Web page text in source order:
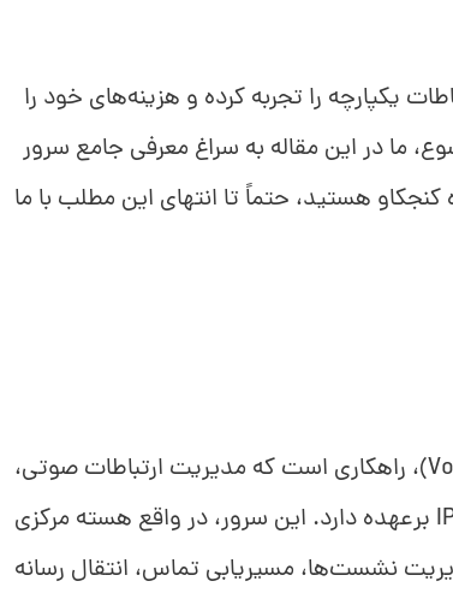
یکپارچه را تجربه کرده و هزینه‌های خود را
ما در این مقاله به سراغ معرفی جامع سرور
هستید، حتماً تا انتهای این مطلب با ما
سرور ویپ (Voice over Internet Protocol)، راهکاری است که مدیریت ارتباطات صوتی،
نشست‌ها، مسیریابی تماس، انتقال رسانه